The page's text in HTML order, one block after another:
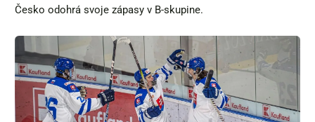
Česko odohrá svoje zápasy v B-skupine.